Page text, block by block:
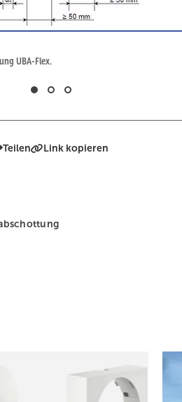
UBA-Flex.
Teilen Link kopieren